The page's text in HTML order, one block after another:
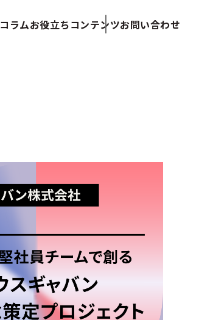
コラムお役立ちコンテンツお問い合わせ